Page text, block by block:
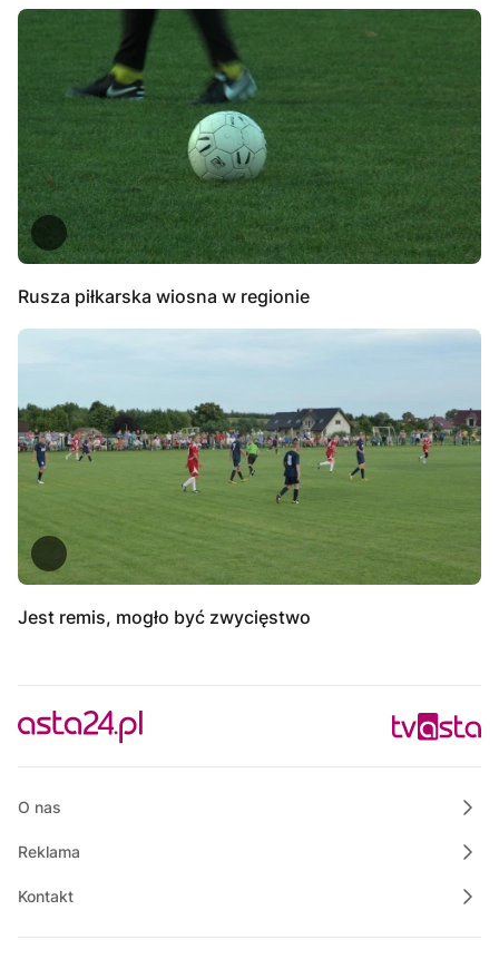
Rusza piłkarska wiosna w regionie
Jest remis, mogło być zwycięstwo
O nas
Reklama
Kontakt